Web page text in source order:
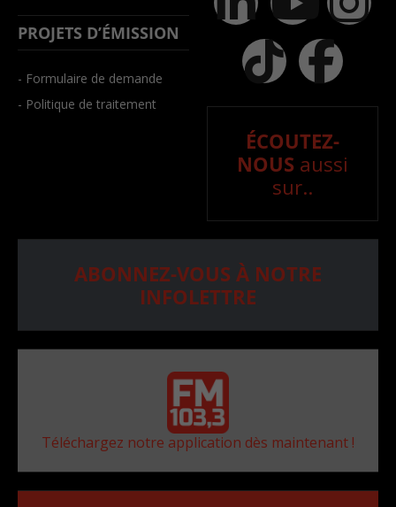
PROJETS D’ÉMISSION
- Formulaire de demande
- Politique de traitement
ÉCOUTEZ-
NOUS aussi
sur..
ABONNEZ-VOUS À NOTRE
INFOLETTRE
Téléchargez notre application dès maintenant !